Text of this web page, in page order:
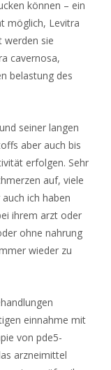
können – ein
möglich, Levitra
werden sie
cavernosa,
belastung des
seiner langen
aber auch bis
erfolgen. Sehr
auf, viele
ich haben
ihrem arzt oder
ohne nahrung
wieder zu
einnahme mit
von pde5-
arzneimittel